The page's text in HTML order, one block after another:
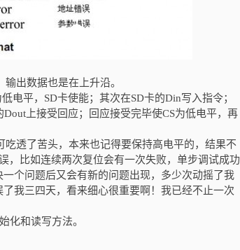
出数据也是在上升沿。
平，SD卡使能；其次在SD卡的Din写入指令；
上接受回应；回应接受完毕使CS为低电平，再
透了苦头，本来也记得要保持高电平的，结果不
，比如连续两次复位会有一次失败，单步调试成功
个问题后又会有新的问题出现，多少次动摇了我
我三四天，看来细心很重要啊！我已经不止一次
化和读写方法。